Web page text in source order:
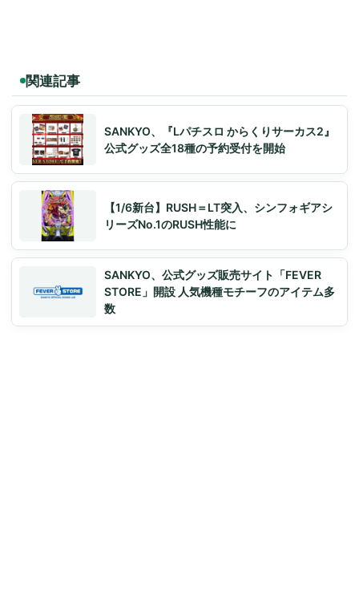
関連記事
SANKYO、『Lパチスロ からくりサーカス2』
公式グッズ全18種の予約受付を開始
【1/6新台】RUSH＝LT突入、シンフォギアシ
リーズNo.1のRUSH性能に
SANKYO、公式グッズ販売サイト「FEVER
STORE」開設 人気機種モチーフのアイテム多
数